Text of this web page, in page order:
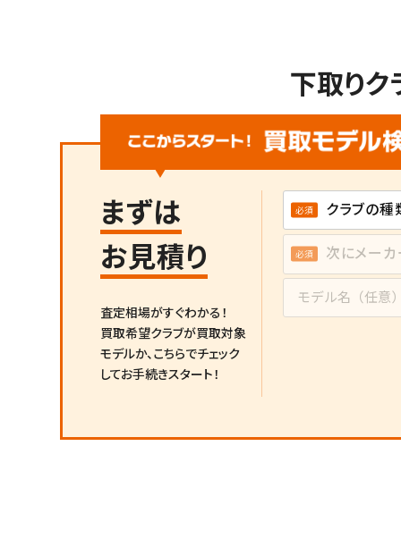
下取りク
まずは
お見積り
査定相場がすぐわかる！
買取希望クラブが買取対象
モデルか、 こちらでチェック
してお手続きスタート！